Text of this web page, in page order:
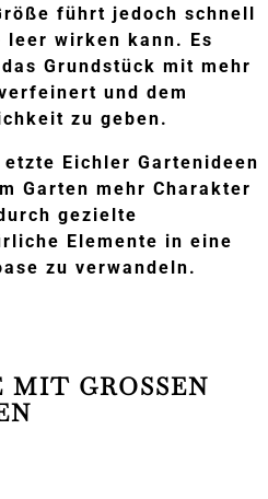
führt jedoch schnell
leer wirken kann. Es
Grundstück mit mehr
und dem
zu geben.
Eichler Gartenideen
Garten mehr Charakter
gezielte
Elemente in eine
zu verwandeln.
GROSSEN S